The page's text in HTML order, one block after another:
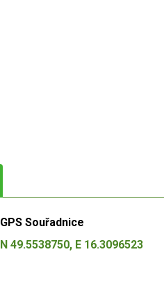
GPS Souřadnice
N 49.5538750, E 16.3096523